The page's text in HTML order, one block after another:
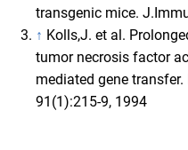
transgenic mice.
↑ Kolls,J. et al.
tumor necrosis factor
mediated gene
91(1):215-9, 1994